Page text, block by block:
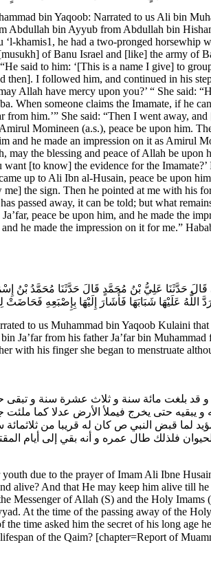
bin Yaqoob: Narrated to us Ali bin
bin Ayyub from Abdullah bin
khamis1, he had a two-pronged
of Banu Israel and [like] the army of
said to him: ‘[This is a name I give] to
then]. I followed him, and continued in his
Allah have mercy upon you?’ “ She said:
When someone claims the Imamate, if he
him.’” She said: “Then I went away,
Momineen (a.s.), peace be upon him.
and he made an impression on it as Amirul
the blessing and peace of Allah be
[to know] the evidence for the
up to Ali Ibn al-Husain, peace be upon
the sign. Then he pointed at me with his
passed away, it can be told; but what
peace be upon him, and he made the
he made the impression on it for me.”
قَالَ حَدَّثَنَا عَلِيُّ بْنُ مُحَمَّدٍ قَالَ حَدَّثَنَا مُحَمَّدُ
عَلَيْهَا شَبَابَهَا فَأَشَارَ إِلَيْهَا بِإِصْبَعِهِ
to us Muhammad bin Yaqoob Kulaini
Ja’far from his father Ja’far bin
with his finger she began to menstruate
و قد بلغت مائة سنة و ثلاث عشرة سنة و
حتى يخرج فيملأ الأرض عدلا كما ملئت
لما قبض النبي ص كان له قريبا من
فلذلك طال عمره و أنه بقي إلى أيام
due to the prayer of Imam Ali Ibne
alive? And that He may keep him alive till
Messenger of Allah (S) and the Holy
At the time of the passing away of the
time asked him the secret of his long age